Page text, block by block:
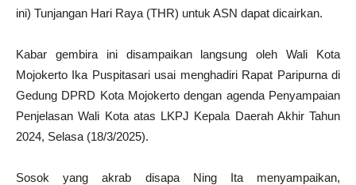
ini) Tunjangan Hari Raya (THR) untuk ASN dapat dicairkan.
Kabar gembira ini disampaikan langsung oleh Wali Kota
Mojokerto Ika Puspitasari usai menghadiri Rapat Paripurna di
Gedung DPRD Kota Mojokerto dengan agenda Penyampaian
Penjelasan Wali Kota atas LKPJ Kepala Daerah Akhir Tahun
2024, Selasa (18/3/2025).
Sosok yang akrab disapa Ning Ita menyampaikan,